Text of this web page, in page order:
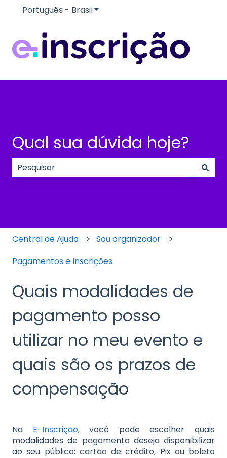
Português - BrasilMostrar submenu para traduções
Qual sua dúvida hoje?
Central de Ajuda
Sou organizador
Pagamentos e Inscrições
Quais modalidades de
pagamento posso
utilizar no meu evento e
quais são os prazos de
compensação
Na E-Inscrição, você pode escolher quais
modalidades de pagamento deseja disponibilizar
ao seu público: cartão de crédito, Pix ou boleto